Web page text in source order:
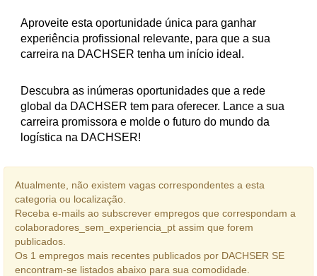
Aproveite esta oportunidade única para ganhar
experiência profissional relevante, para que a sua
carreira na DACHSER tenha um início ideal.
Descubra as inúmeras oportunidades que a rede
global da DACHSER tem para oferecer. Lance a sua
carreira promissora e molde o futuro do mundo da
logística na DACHSER!
Atualmente, não existem vagas correspondentes a esta
categoria ou localização.
Receba e-mails ao subscrever empregos que correspondam a
colaboradores_sem_experiencia_pt assim que forem
publicados.
Os 1 empregos mais recentes publicados por DACHSER SE
encontram-se listados abaixo para sua comodidade.